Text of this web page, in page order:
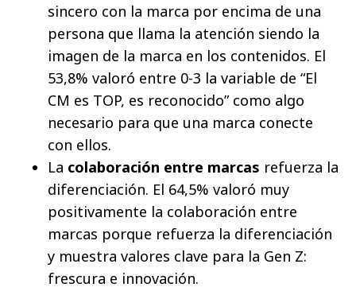
sincero con la marca por encima de una
persona que llama la atención siendo la
imagen de la marca en los contenidos. El
53,8% valoró entre 0-3 la variable de “El
CM es TOP, es reconocido” como algo
necesario para que una marca conecte
con ellos.
La colaboración entre marcas refuerza la
diferenciación. El 64,5% valoró muy
positivamente la colaboración entre
marcas porque refuerza la diferenciación
y muestra valores clave para la Gen Z:
frescura e innovación.